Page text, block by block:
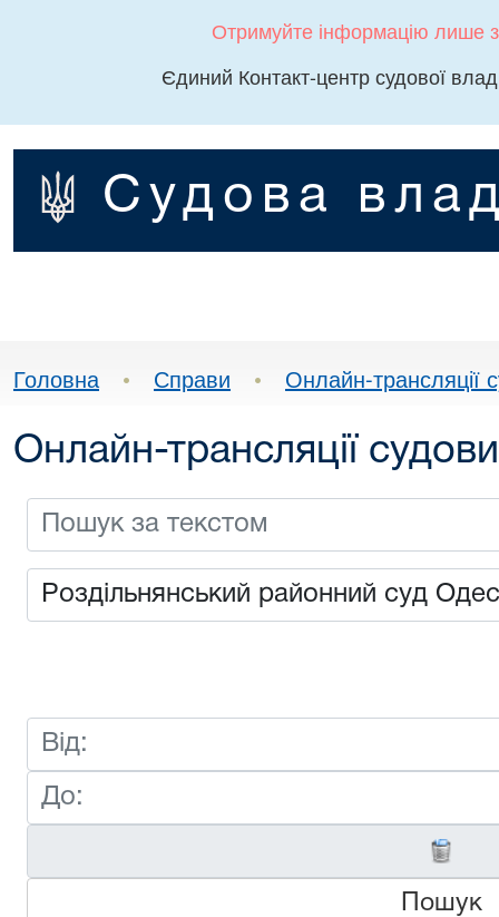
Отримуйте інформацію лише
Єдиний Контакт-центр судової
Судова
Головна • Справи • Онлайн-трансляції
Онлайн-трансляції
Пошук